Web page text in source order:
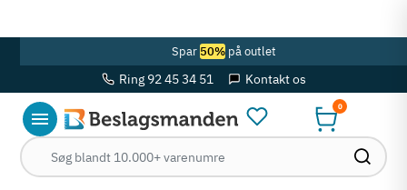
Spar 50%på outlet
Ring 92 45 34 51 Kontakt os
0